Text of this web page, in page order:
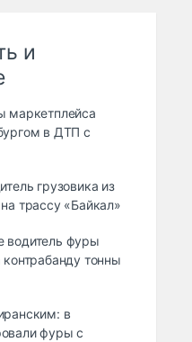
и
маркетплейса
в ДТП с
грузовика из
трассу «Байкал»
водитель фуры
тонны
в
фуры с